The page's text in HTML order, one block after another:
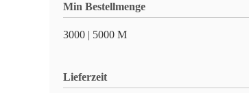
Min Bestellmenge
3000 | 5000 M
Lieferzeit